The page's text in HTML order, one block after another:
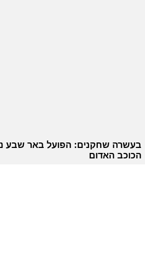
הכוכב האדום